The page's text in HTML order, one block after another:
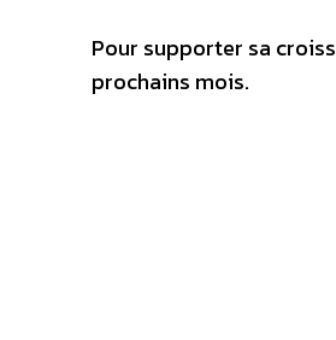
Pour supporter sa
prochains mois.